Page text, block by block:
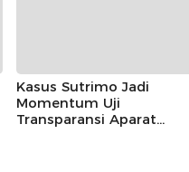
Kasus Sutrimo Jadi
Momentum Uji
Transparansi Aparat